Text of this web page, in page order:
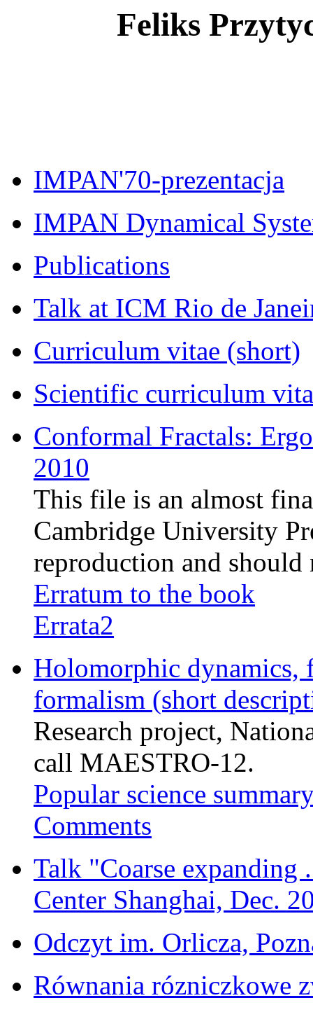
Feliks
IMPAN'70-prezentacja
IMPAN Dynamical
Publications
Talk at ICM Rio de
Curriculum vitae (short)
Scientific curriculum
Conformal Fractals:
2010
This file is an almost
Cambridge University
reproduction and should
Erratum to the book
Errata2
Holomorphic dynamics,
formalism (short
Research project,
call MAESTRO-12.
Popular science
Comments
Talk "Coarse
Center Shanghai, Dec.
Odczyt im. Orlicza,
Równania rózniczkowe